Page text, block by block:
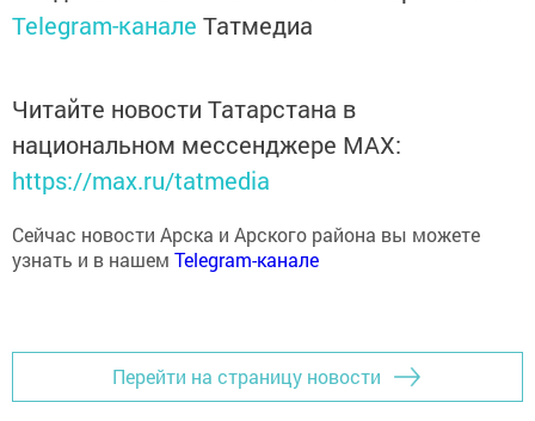
Telegram-канале Татмедиа
Читайте новости Татарстана в
национальном мессенджере MАХ:
https://max.ru/tatmedia
Сейчас новости Арска и Арского района вы можете
узнать и в нашемTelegram-канале
Перейти на страницу новости